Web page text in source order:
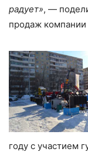
радует», —
продаж
году с участием